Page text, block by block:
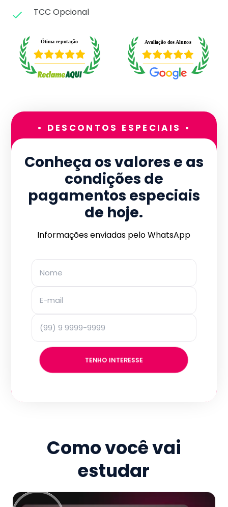
TCC Opcional
• DESCONTOS ESPECIAIS •
Conheça os valores e as
condições de
pagamentos especiais
de hoje.
Informações enviadas pelo WhatsApp
TENHO INTERESSE
Como você vai
estudar